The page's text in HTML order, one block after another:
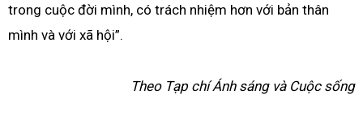
trong cuộc đời mình, có trách nhiệm hơn với bản thân
mình và với xã hội”.
Theo Tạp chí Ánh sáng và Cuộc sống